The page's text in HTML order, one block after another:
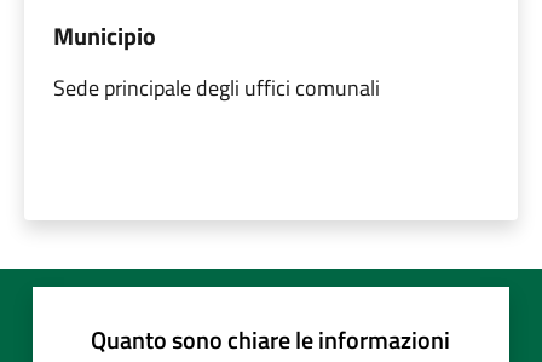
Municipio
Sede principale degli uffici comunali
Quanto sono chiare le informazioni